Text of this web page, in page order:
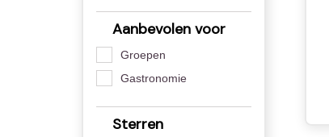
Aanbevolen voor
Groepen
Gastronomie
Sterren